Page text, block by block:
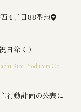
4丁目88番地
除く）
Rice Producers Co.,
行動計画の公表に